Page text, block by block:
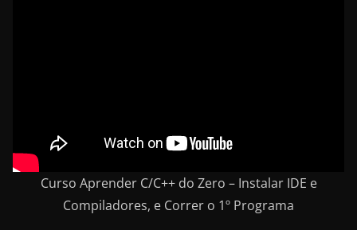
Curso Aprender C/C++ do Zero – Instalar IDE e
Compiladores, e Correr o 1º Programa